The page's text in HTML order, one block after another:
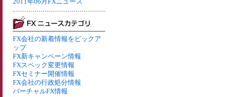
FX会社の新着情報をピックア
ップ
FX新キャンペーン情報
FXスペック変更情報
FXセミナー開催情報
FX会社の行政処分情報
バーチャルFX情報